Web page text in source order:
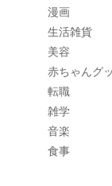
漫画
生活雑貨
美容
赤ちゃんグ
転職
雑学
音楽
食事